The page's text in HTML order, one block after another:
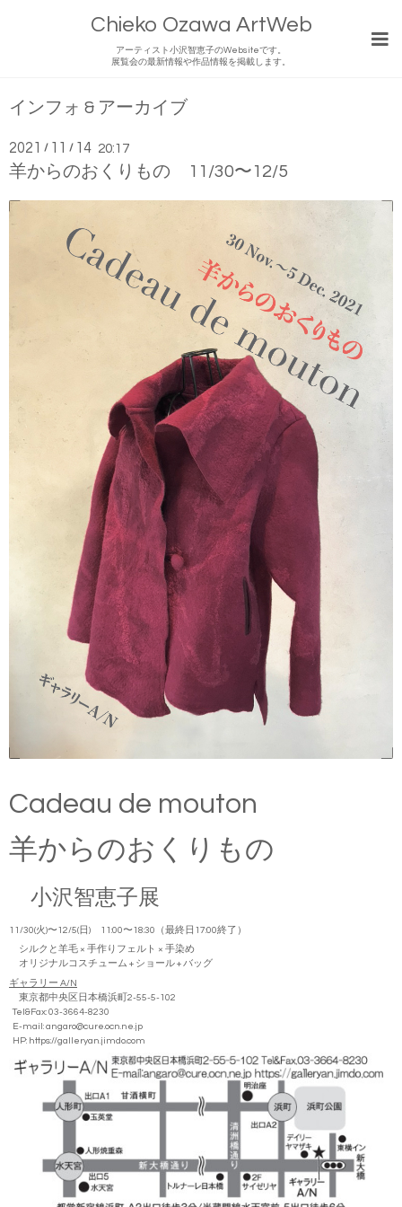
Chieko Ozawa ArtWeb
アーティスト小沢智恵子のWebsiteです。
展覧会の最新情報や作品情報を掲載します。
インフォ & アーカイブ
2021 / 11 / 14 20:17
羊からのおくりもの 11/30〜12/5
Cadeau de mouton
羊からのおくりもの
小沢智恵子展
11/30(火)〜12/5(日) 11:00〜18:30（最終日17:00終了）
シルクと羊毛 × 手作りフェルト × 手染め
オリジナルコスチューム + ショール + バッグ
ギャラリー A/N
東京都中央区日本橋浜町2-55-5-102
Tel&Fax: 03-3664-8230
E-mail: angaro@cure.ocn.ne.jp
HP: https://galleryan.jimdo.com